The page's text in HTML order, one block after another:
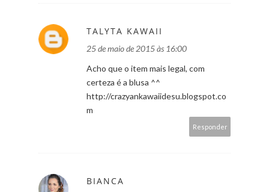
TALYTA KAWAII
25 de maio de 2015 às 16:00
Acho que o item mais legal, com
certeza é a blusa ^^
http://crazyankawaiidesu.blogspot.co
m
Responder
BIANCA